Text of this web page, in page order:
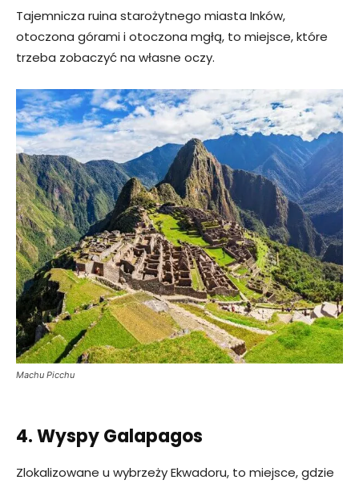
Tajemnicza ruina starożytnego miasta Inków,
otoczona górami i otoczona mgłą, to miejsce, które
trzeba zobaczyć na własne oczy.
Machu Picchu
4. Wyspy Galapagos
Zlokalizowane u wybrzeży Ekwadoru, to miejsce, gdzie